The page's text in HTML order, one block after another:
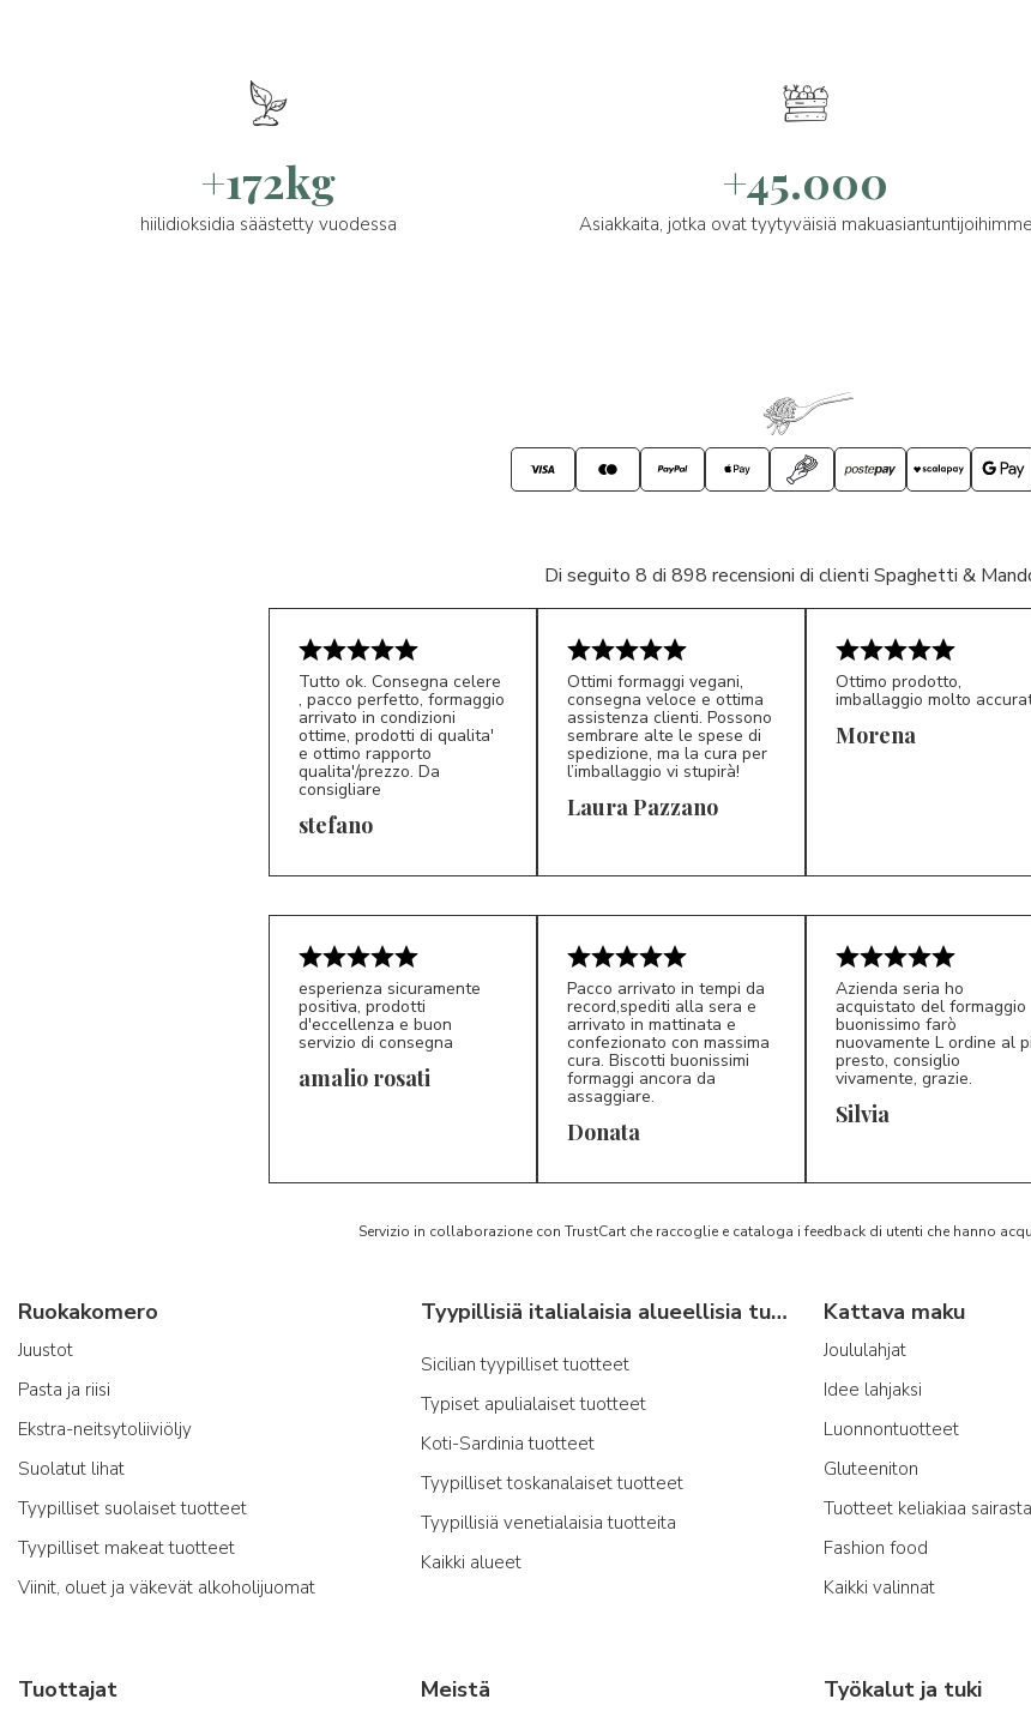
+172kg
hiilidioksidia säästetty vuodessa
+45.000
Asiakkaita, jotka ovat tyytyväisiä makuasiantuntijoihimme
Di seguito 8 di 898 recensioni di clienti Spaghetti &
S*
Tutto ok. Consegna celere
, pacco perfetto, formaggio
arrivato in condizioni
ottime, prodotti di qualita'
e ottimo rapporto
qualita'/prezzo. Da
consigliare
stefano LP 5/5
Ottimi formaggi vegani,
consegna veloce e ottima
assistenza clienti. Possono
sembrare alte le spese di
spedizione, ma la cura per
l’imballaggio vi stupirà!
Laura Pazzano
Ottimo prodotto,
imballaggio molto
Morena
esperienza sicuramente
positiva, prodotti
d'eccellenza e buon
servizio di consegna
amalio rosati
D*
Pacco arrivato in tempi da
record,spediti alla sera e
arrivato in mattinata e
confezionato con massima
cura. Biscotti buonissimi
formaggi ancora da
assaggiare.
Donata S*
Azienda seria ho
acquistato del formaggio
buonissimo farò
nuovamente L ordine al
presto, consiglio
vivamente, grazie.
Silvia
Servizio in collaborazione con TrustCart che raccoglie e cataloga i feedback di utenti che hanno
Ruokakomero
Juustot
Pasta ja riisi
Ekstra-neitsytoliiviöljy
Suolatut lihat
Tyypilliset suolaiset tuotteet
Tyypilliset makeat tuotteet
Viinit, oluet ja väkevät alkoholijuomat
Tyypillisiä italialaisia alueellisia tuotteita
Sicilian tyypilliset tuotteet
Typiset apulialaiset tuotteet
Koti-Sardinia tuotteet
Tyypilliset toskanalaiset tuotteet
Tyypillisiä venetialaisia tuotteita
Kaikki alueet
Kattava maku
Joululahjat
Idee lahjaksi
Luonnontuotteet
Gluteeniton
Tuotteet keliakiaa
Fashion food
Kaikki valinnat
Tuottajat Meistä Työkalut ja tuki